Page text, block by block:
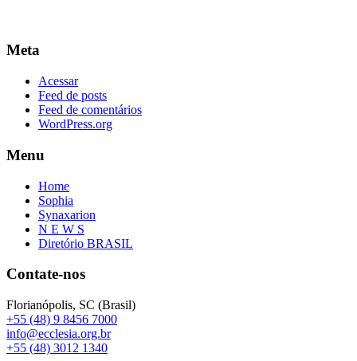
Meta
Acessar
Feed de posts
Feed de comentários
WordPress.org
Menu
Home
Sophia
Synaxarion
N E W S
Diretório BRASIL
Contate-nos
Florianópolis, SC (Brasil)
+55 (48) 9 8456 7000
info@ecclesia.org.br
+55 (48) 3012 1340